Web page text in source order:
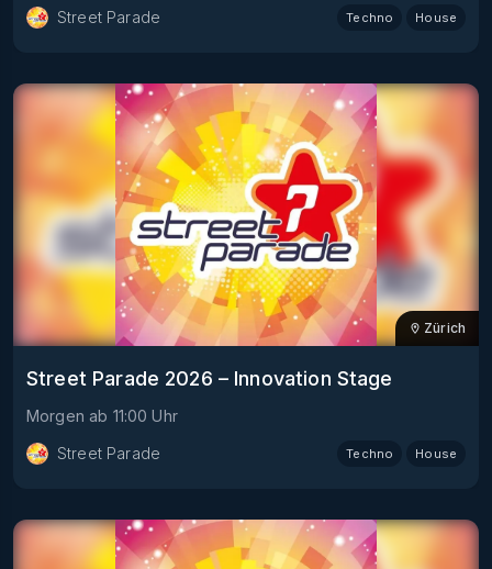
Street Parade Techno House
Zürich
Street Parade 2026 – Innovation Stage
Morgen ab 11:00 Uhr
Street Parade
Techno House